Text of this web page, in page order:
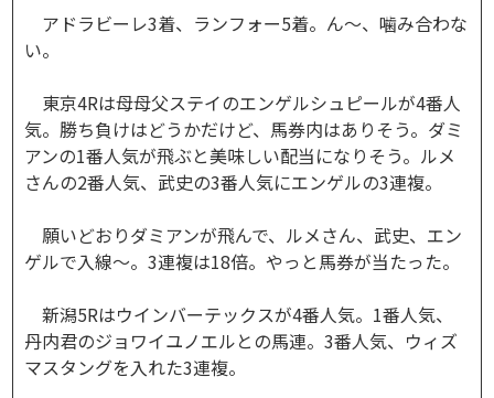
アドラビーレ3着、ランフォー5着。ん～、噛み合わな
い。
東京4Rは母母父ステイのエンゲルシュピールが4番人
気。勝ち負けはどうかだけど、馬券内はありそう。ダミ
アンの1番人気が飛ぶと美味しい配当になりそう。ルメ
さんの2番人気、武史の3番人気にエンゲルの3連複。
願いどおりダミアンが飛んで、ルメさん、武史、エン
ゲルで入線～。3連複は18倍。やっと馬券が当たった。
新潟5Rはウインバーテックスが4番人気。1番人気、
丹内君のジョワイユノエルとの馬連。3番人気、ウィズ
マスタングを入れた3連複。